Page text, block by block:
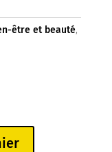
être et beauté,